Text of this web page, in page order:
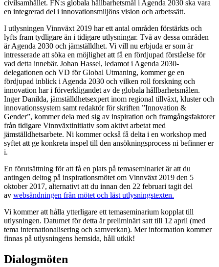
civilsamhället. FN:s globala hållbarhetsmål i Agenda 2030 ska vara
en integrerad del i innovationsmiljöns vision och arbetssätt.
I utlysningen Vinnväxt 2019 har ett antal områden förstärkts och
lyfts fram tydligare än i tidigare utlysningar. Två av dessa områden
är Agenda 2030 och jämställdhet. Vi vill nu erbjuda er som är
intresserade att söka en möjlighet att få en fördjupad förståelse för
vad detta innebär. Johan Hassel, ledamot i Agenda 2030-
delegationen och VD för Global Utmaning, kommer ge en
fördjupad inblick i Agenda 2030 och vilken roll forskning och
innovation har i förverkligandet av de globala hållbarhetsmålen.
Inger Danilda, jämställdhetsexpert inom regional tillväxt, kluster och
innovationssystem samt redaktör för skriften ”Innovation &
Gender”, kommer dela med sig av inspiration och framgångsfaktorer
från tidigare Vinnväxtinitiativ som aktivt arbetat med
jämställdhetsarbete. Ni kommer också få delta i en workshop med
syftet att ge konkreta inspel till den ansökningsprocess ni befinner er
i.
En förutsättning för att få en plats på temaseminariet är att du
antingen deltog på inspirationsmötet om Vinnväxt 2019 den 5
oktober 2017, alternativt att du innan den 22 februari tagit del
av websändningen från mötet och läst utlysningstexten.
Vi kommer att hålla ytterligare ett temaseminarium kopplat till
utlysningen. Datumet för detta är preliminärt satt till 12 april (med
tema internationalisering och samverkan). Mer information kommer
finnas på utlysningens hemsida, håll utkik!
Dialogmöten